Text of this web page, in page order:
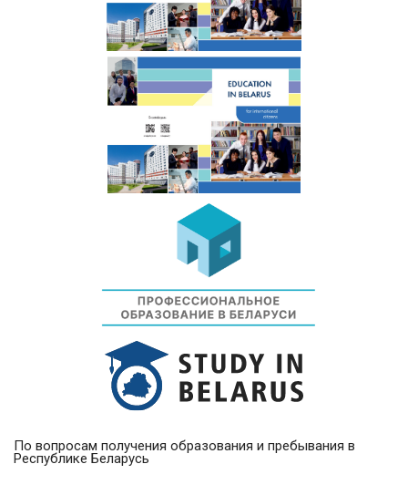
По вопросам получения образования и пребывания в
Республике Беларусь